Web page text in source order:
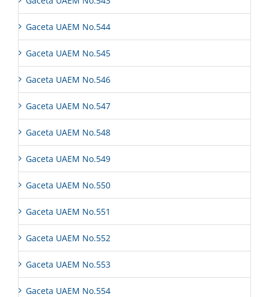
Gaceta UAEM No.544
Gaceta UAEM No.545
Gaceta UAEM No.546
Gaceta UAEM No.547
Gaceta UAEM No.548
Gaceta UAEM No.549
Gaceta UAEM No.550
Gaceta UAEM No.551
Gaceta UAEM No.552
Gaceta UAEM No.553
Gaceta UAEM No.554